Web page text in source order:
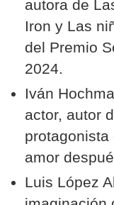
autora de
Iron y Las
del Premio
2024.
Iván
actor, autor
protagonista
amor
Luis López